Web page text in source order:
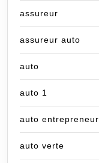
assureur
assureur auto
auto
auto 1
auto entrepreneur
auto verte